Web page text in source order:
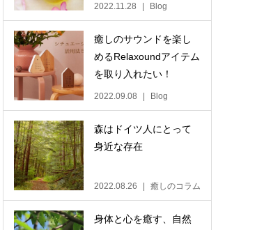
2022.11.28 Blog
癒しのサウンドを楽し
めるRelaxoundアイテム
を取り入れたい！
2022.09.08 Blog
森はドイツ人にとって
身近な存在
2022.08.26 癒しのコラム
身体と心を癒す、自然